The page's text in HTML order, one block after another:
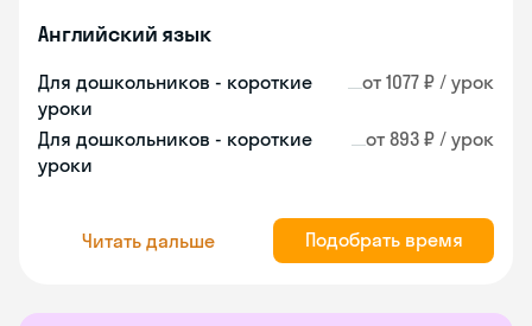
Английский язык
Для дошкольников - короткие
уроки
от 1077 ₽ / урок
Для дошкольников - короткие
уроки
от 893 ₽ / урок
Читать дальше Подобрать время